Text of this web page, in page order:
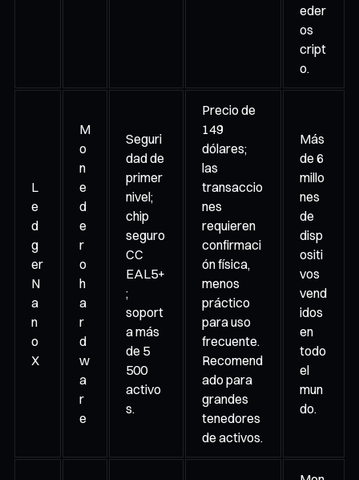
eder
os
cript
o.
L
e
d
g
er
N
a
n
o
X
M
o
n
e
d
e
r
o
h
a
r
d
w
a
r
e
Seguri
dad de
primer
nivel;
chip
seguro
CC
EAL5+
;
soport
a más
de 5
500
activo
s.
Precio de
149
dólares;
las
transaccio
nes
requieren
confirmaci
ón física,
menos
práctico
para uso
frecuente.
Recomend
ado para
grandes
tenedores
de activos.
Más
de 6
millo
nes
de
disp
ositi
vos
vend
idos
en
todo
el
mun
do.